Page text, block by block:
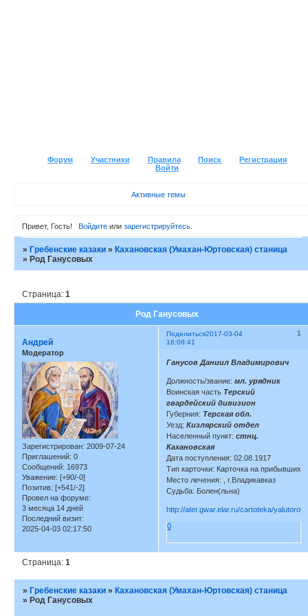
Форум Участники Правила Поиск
Регистрация
Войти
Активные темы
Привет, Гость! Войдитеили зарегистрируйтесь.
»Гребенские казаки »Кахановская (Умахан-Юртовская) станица
»Род Ганусовых
Род Ганусовых
Страница:1
Поделиться 1
2017-03-04
16:08:41
Андрей
Модератор
Зарегистрирован: 2009-07-24
Приглашений: 0
Сообщений: 16973
Уважение: [+90/-0]
Позитив: [+541/-2]
Провел на форуме:
3 месяца 14 дней
Последний визит:
2025-04-03 02:17:50
Ганусов Даниил Владимирович
Должность/звание: мл. урядник
Воинская часть Терский
гвардейский дивизион
Губерния: Терская обл.
Уезд:Кизлярский отдел
Населенный пункт:стнц.
Кахановская
Дата поступления: 02.08.1917
Тип карточки: Карточка на прибывших
Место лечения: , г.Владикавказ
Судьба: Болен(льна)
http://ater.gwar.elar.ru/cartoteka/
0
Страница:1
» Гребенские казаки » Кахановская (Умахан-Юртовская) станица
» Род Ганусовых